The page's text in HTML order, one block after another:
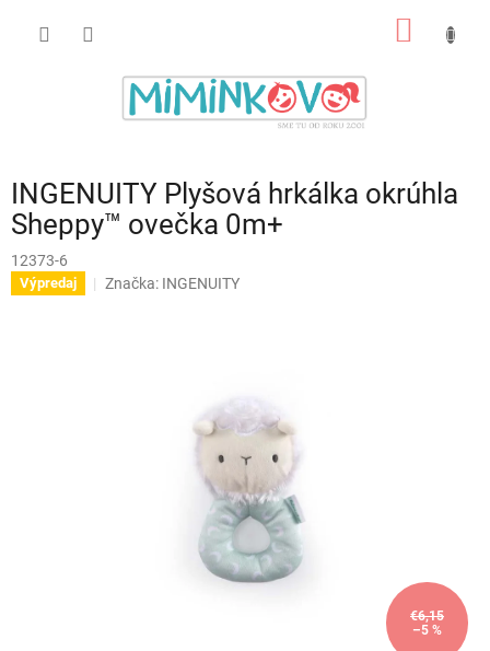
INGENUITY Plyšová hrkálka okrúhla
Sheppy™ ovečka 0m+
12373-6
Výpredaj Značka: INGENUITY
€6,15
–5 %